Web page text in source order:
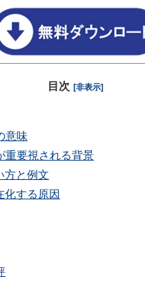
目次 [非表示]
意味
重要視される背景
方と例文
化する原因